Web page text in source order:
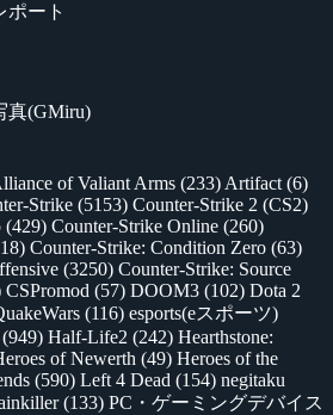
ポート
真(GMiru)
of Valiant Arms (233) Artifact (6)
Strike (5153) Counter-Strike 2 (CS2)
(429) Counter-Strike Online (260)
Counter-Strike: Condition Zero (63)
(3250) Counter-Strike: Source
CSPromod (57) DOOM3 (102) Dota 2
(116) esports(eスポーツ)
(949) Half-Life2 (242) Hearthstone:
of Newerth (49) Heroes of the
(590) Left 4 Dead (154) negitaku
(133) PC・ゲーミングデバイス